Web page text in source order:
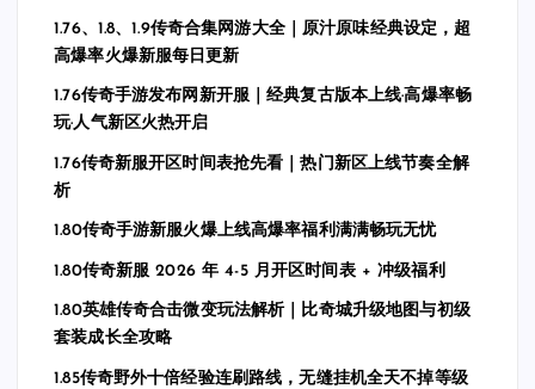
1.76、1.8、1.9传奇合集网游大全｜原汁原味经典设定，超
高爆率火爆新服每日更新
1.76传奇手游发布网新开服｜经典复古版本上线·高爆率畅
玩·人气新区火热开启
1.76传奇新服开区时间表抢先看｜热门新区上线节奏全解
析
1.80传奇手游新服火爆上线高爆率福利满满畅玩无忧
1.80传奇新服 2026 年 4-5 月开区时间表 + 冲级福利
1.80英雄传奇合击微变玩法解析｜比奇城升级地图与初级
套装成长全攻略
1.85传奇野外十倍经验连刷路线，无缝挂机全天不掉等级